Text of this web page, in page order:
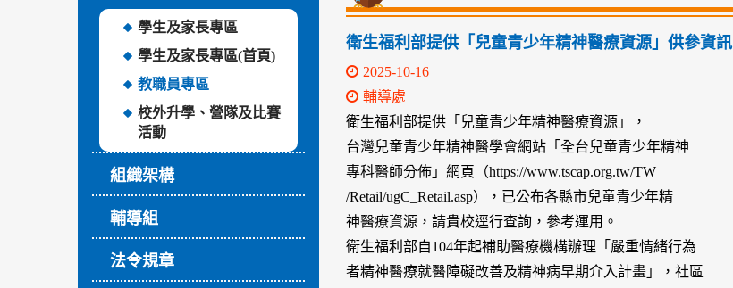
學生及家長專區
學生及家長專區(首頁)
教職員專區
校外升學、營隊及比賽
活動
組織架構
輔導組
法令規章
衛生福利部提供「兒童青少年精神醫療資源」供參資訊
2025-10-16
輔導處
衛生福利部提供「兒童青少年精神醫療資源」，
台灣兒童青少年精神醫學會網站「全台兒童青少年精神
專科醫師分佈」網頁（https://www.tscap.org.tw/TW
/Retail/ugC_Retail.asp），已公布各縣市兒童青少年精
神醫療資源，請貴校逕行查詢，參考運用。
衛生福利部自104年起補助醫療機構辦理「嚴重情緒行為
者精神醫療就醫障礙改善及精神病早期介入計畫」，社區